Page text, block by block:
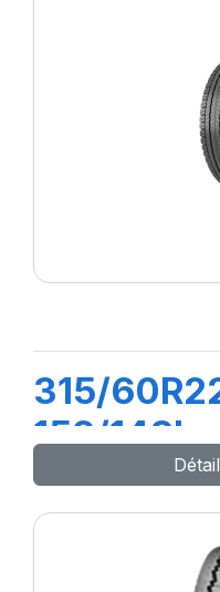
315/
152/148L